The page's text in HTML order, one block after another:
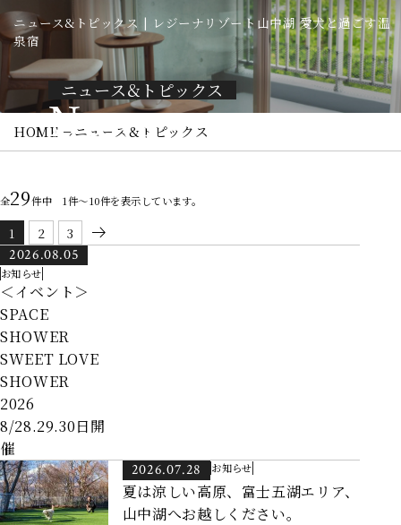
ニュース&トピックス | レジーナリゾート山中湖 愛犬と過ごす温
泉宿
ニュース&トピックス
News
HOME ニュース&トピックス
全29件中 1件～10件を表示しています。
1 2 3
2026.08.05
お知らせ
＜イベント＞
SPACE
SHOWER
SWEET LOVE
SHOWER
2026
8/28.29.30日開
催
2026.07.28 お知らせ
夏は涼しい高原、富士五湖エリア、
山中湖へお越しください。